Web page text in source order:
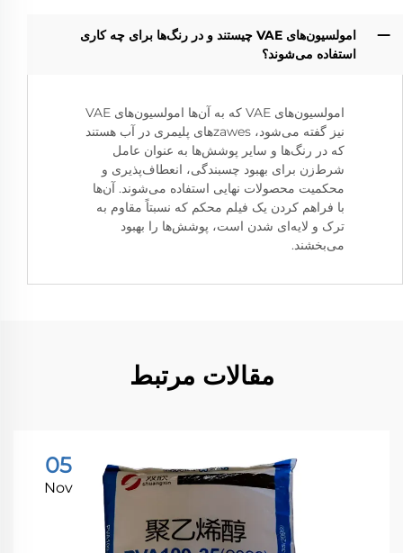
امولسیون‌های VAE چیستند و در رنگ‌ها برای چه کاری
استفاده می‌شوند؟
امولسیون‌های VAE که به آن‌ها امولسیون‌های VAE
نیز گفته می‌شود، zawes‌های پلیمری در آب هستند
که در رنگ‌ها و سایر پوشش‌ها به عنوان عامل
شرط‌زن برای بهبود چسبندگی، انعطاف‌پذیری و
محکمیت محصولات نهایی استفاده می‌شوند. آن‌ها
با فراهم کردن یک فیلم محکم که نسبتاً مقاوم به
ترک و لایه‌ای شدن است، پوشش‌ها را بهبود
می‌بخشند.
مقالات مرتبط
05
Nov